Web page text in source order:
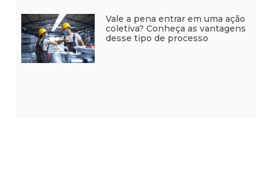
Vale a pena entrar em uma ação
coletiva? Conheça as vantagens
desse tipo de processo